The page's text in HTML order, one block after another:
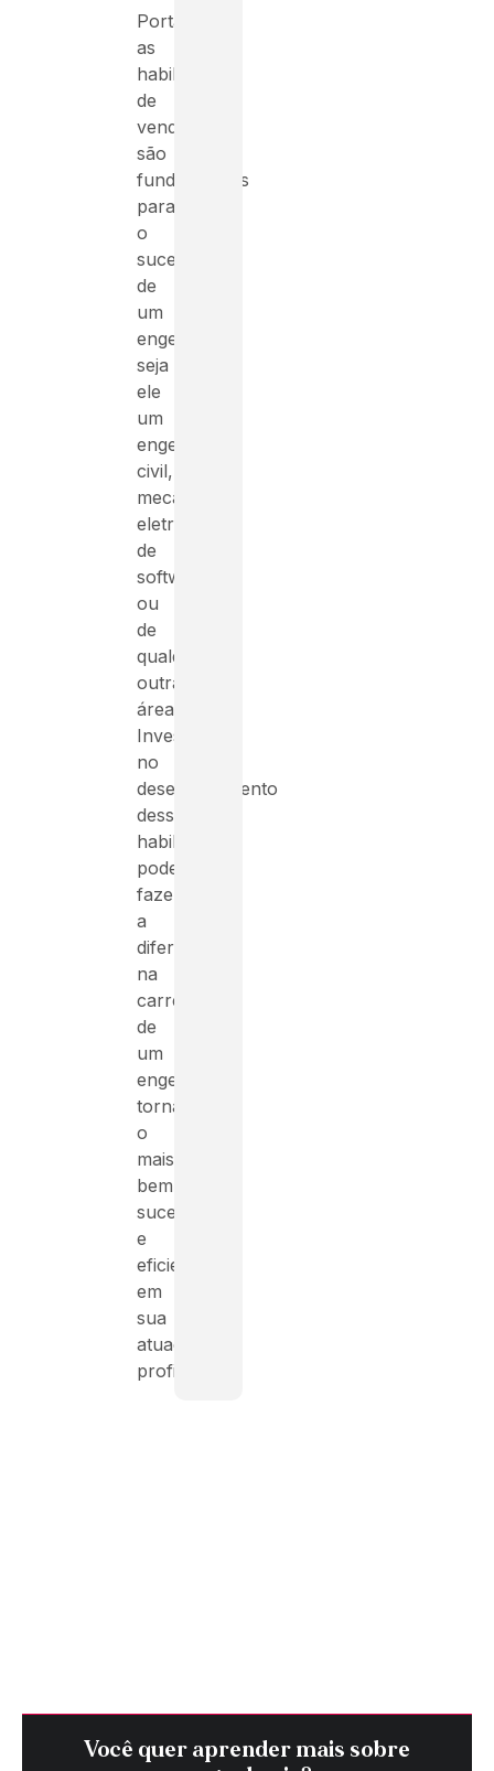
Portanto,
as
habilidades
de
vendas
são
fundamentais
para
o
sucesso
de
um
engenheiro,
seja
ele
um
engenheiro
civil,
mecânico,
eletricista,
de
software
ou
de
qualquer
outra
área.
Investir
no
desenvolvimento
dessas
habilidades
pode
fazer
a
diferença
na
carreira
de
um
engenheiro,
tornando-
o
mais
bem-
sucedido
e
eficiente
em
sua
atuação
profissional.
Você quer aprender mais sobre